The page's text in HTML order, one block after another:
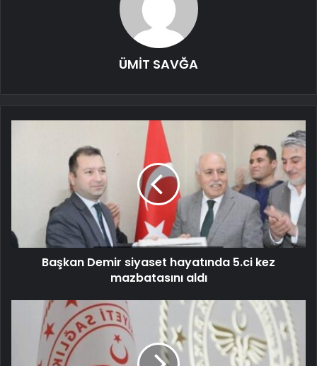
ÜMİT SAVĞA
Başkan Demir siyaset hayatında 5.ci kez
mazbatasını aldı